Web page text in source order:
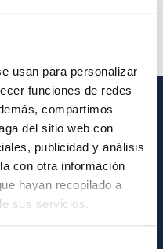
usan para personalizar
funciones de redes
compartimos
del sitio web con
publicidad y análisis
con otra información
hayan recopilado a
sus servicios.